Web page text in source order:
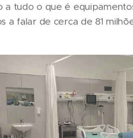
a tudo o que é
a falar de cerca de 81